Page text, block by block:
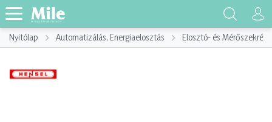
Nyitólap Automatizálás, Energiaelosztás Elosztó- és Mérőszekrény